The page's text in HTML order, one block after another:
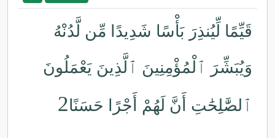
قَيِّمًا لِّيُنذِرَ بَأْسًا شَدِيدًا مِّن لَّدُنْهُ
وَيُبَشِّرَ ٱلْمُؤْمِنِينَ ٱلَّذِينَ يَعْمَلُونَ
ٱلصَّٰلِحَٰتِ أَنَّ لَهُمْ أَجْرًا حَسَنًا2